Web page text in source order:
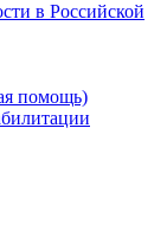
в Российской
помощь)